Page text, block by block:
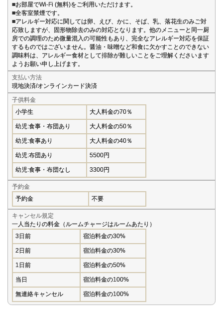
■お部屋でWi-Fi (無料)をご利用いただけます。
■全客室禁煙です。
■アレルギー対応に関しては卵、えび、かに、そば、乳、落花生のみご対
応致しますが、固形物除去のみの対応となります。他のメニューと同一厨
房での調理のため微量混入の可能性もあり、完全なアレルギー対応を保証
するものではございません。醤油・味噌など和食に欠かすことのできない
調味料は、アレルギー食材として排除が難しいことをご理解くださいます
ようお願い申し上げます。
支払い方法
現地決済/オンラインカード決済
子供料金
小学生
大人料金の70％
幼児:食事・布団あり 大人料金の50％
幼児:食事あり 大人料金の40％
幼児:布団あり 5500円
幼児:食事・布団なし 3300円
予約金
予約金
不要
キャンセル規定
一人当たりの料金（ルームチャージはルームあたり）
3日前
宿泊料金の30%
2日前 宿泊料金の30%
1日前 宿泊料金の50%
当日 宿泊料金の100%
無連絡キャンセル 宿泊料金の100%